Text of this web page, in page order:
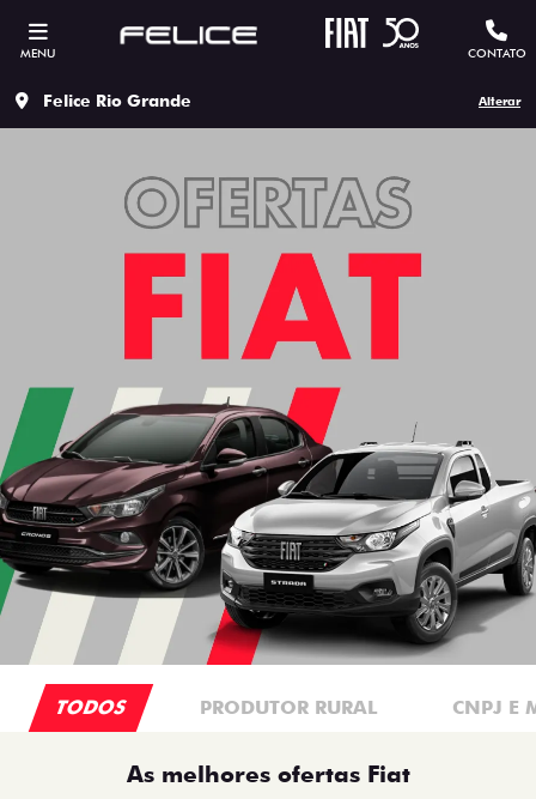
MENU CONTATO
Felice Rio Grande Alterar
TODOS PRODUTOR RURAL CNPJ E
As melhores ofertas Fiat